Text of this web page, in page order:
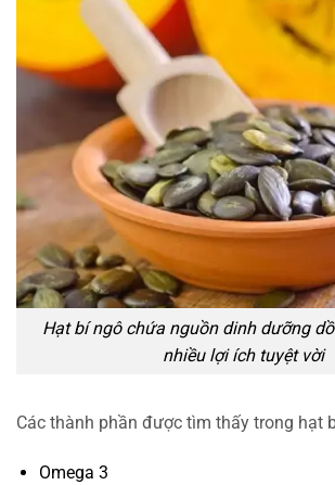
Hạt bí ngô chứa nguồn dinh dưỡng
nhiều lợi ích tuyệt vời
Các thành phần được tìm thấy trong hạt
Omega 3